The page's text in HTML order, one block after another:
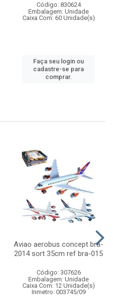
Código: 830624
Embalagem: Unidade
Caixa Com: 60 Unidade(s)
Faça seu login ou
cadastre-se para
comprar.
Aviao aerobus concept bra-
2014 sort 35cm ref bra-015
Código: 307626
Embalagem: Unidade
Caixa Com: 12 Unidade(s)
Inmetro: 003745/09